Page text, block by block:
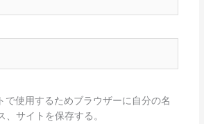
で使用するためブラウザーに自分の名
サイトを保存する。